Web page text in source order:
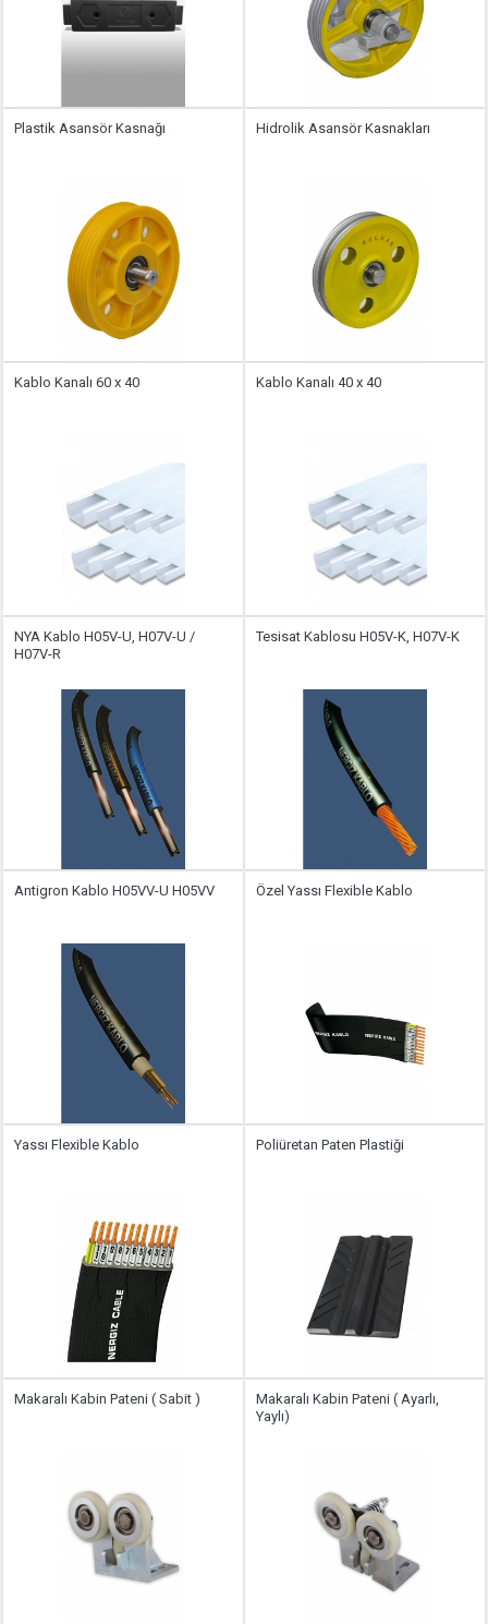
Plastik Asansör Kasnağı Hidrolik Asansör Kasnakları
Kablo Kanalı 60 x 40 Kablo Kanalı 40 x 40
NYA Kablo H05V-U, H07V-U /
H07V-R
Tesisat Kablosu H05V-K, H07V-K
Antigron Kablo H05VV-U H05VV Özel Yassı Flexible Kablo
Yassı Flexible Kablo Poliüretan Paten Plastiği
Makaralı Kabin Pateni ( Sabit )
Makaralı Kabin Pateni ( Ayarlı,
Yaylı)